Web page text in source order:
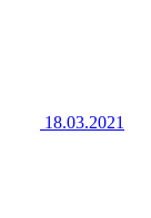
18.03.2021